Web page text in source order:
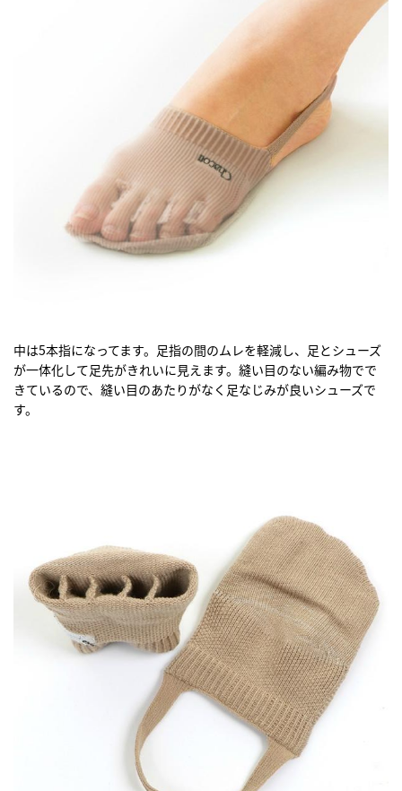
中は5本指になってます。足指の間のムレを軽減し、足とシューズ
が一体化して足先がきれいに見えます。縫い目のない編み物でで
きているので、縫い目のあたりがなく足なじみが良いシューズで
す。